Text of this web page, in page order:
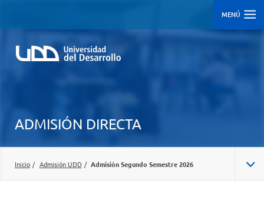
MENÚ
ADMISIÓN DIRECTA
Inicio / Admisión UDD / Admisión Segundo Semestre 2026